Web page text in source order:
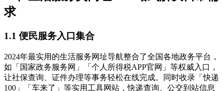
求
1.1 便民服务入口集合
2024年最实用的生活服务网址导航整合了全国各地政务平台，
如「国家政务服务网」「个人所得税APP官网」等权威入口，
让社保查询、证件办理等事务轻松在线完成。同时收录「快递
100」「车来了」等实用工具网站，快递查询、公交到站信息